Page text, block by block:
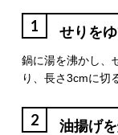
1 せりを
鍋に湯を沸かし、
り、長さ3cmに切
2 油揚げを